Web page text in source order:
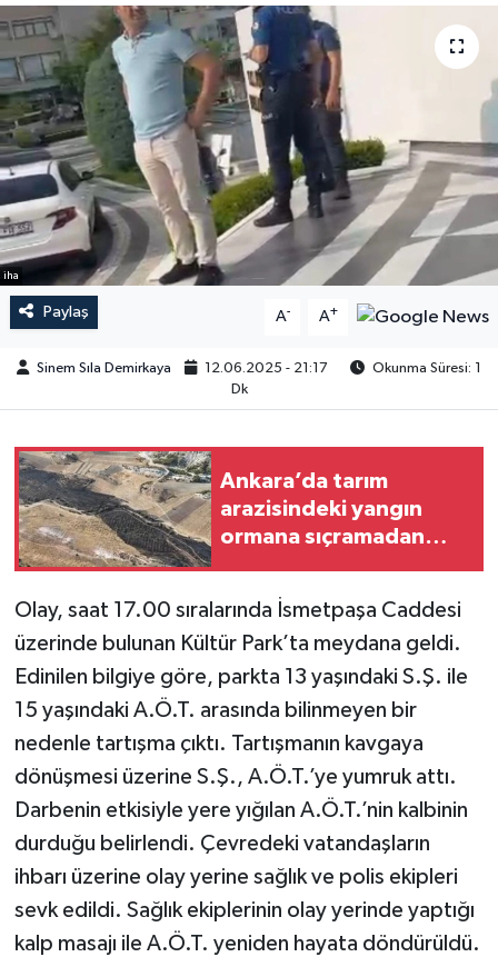
iha
Paylaş A- A+
Sinem Sıla Demirkaya 12.06.2025 - 21:17
Okunma Süresi: 1
Dk
Ankara’da tarım
arazisindeki yangın
ormana sıçramadan
Olay, saat 17.00 sıralarında İsmetpaşa Caddesi
üzerinde bulunan Kültür Park’ta meydana geldi.
Edinilen bilgiye göre, parkta 13 yaşındaki S.Ş. ile
15 yaşındaki A.Ö.T. arasında bilinmeyen bir
nedenle tartışma çıktı. Tartışmanın kavgaya
dönüşmesi üzerine S.Ş., A.Ö.T.’ye yumruk attı.
Darbenin etkisiyle yere yığılan A.Ö.T.’nin kalbinin
durduğu belirlendi. Çevredeki vatandaşların
ihbarı üzerine olay yerine sağlık ve polis ekipleri
sevk edildi. Sağlık ekiplerinin olay yerinde yaptığı
kalp masajı ile A.Ö.T. yeniden hayata döndürüldü.